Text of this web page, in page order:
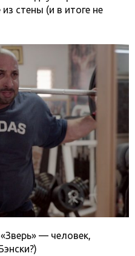
стены (и в итоге не
— человек,